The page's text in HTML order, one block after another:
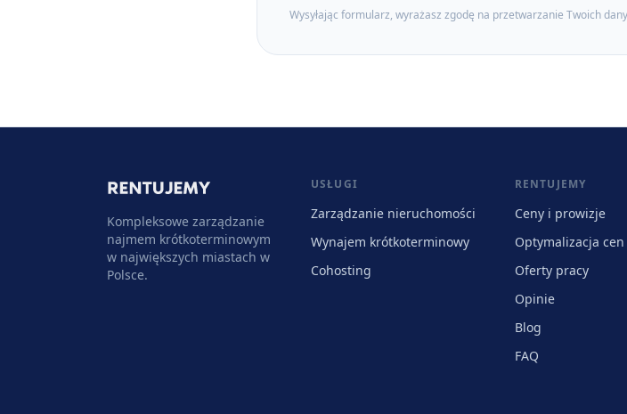
Wysyłając formularz, wyrażasz zgodę na przetwarzanie Twoich
Kompleksowe zarządzanie
najmem krótkoterminowym
w największych miastach w
Polsce.
USŁUGI
Zarządzanie nieruchomości
Wynajem krótkoterminowy
Cohosting
RENTUJEMY
Ceny i prowizje
Optymalizacja
Oferty pracy
Opinie
Blog
FAQ